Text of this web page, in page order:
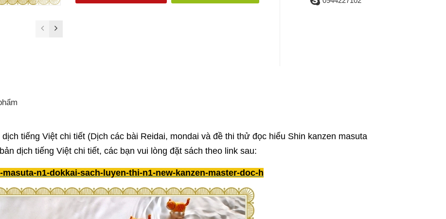
tiếng Việt chi tiết (Dịch các bài Reidai, mondai và đề thi thử đọc hiểu Shin kanzen masuta
dịch tiếng Việt chi tiết, các bạn vui lòng đặt sách theo link sau:
n1-dokkai-sach-luyen-thi-n1-new-kanzen-master-doc-h